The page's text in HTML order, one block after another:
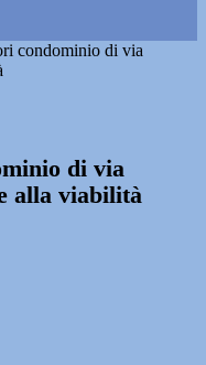
condominio di via
di via
alla viabilità